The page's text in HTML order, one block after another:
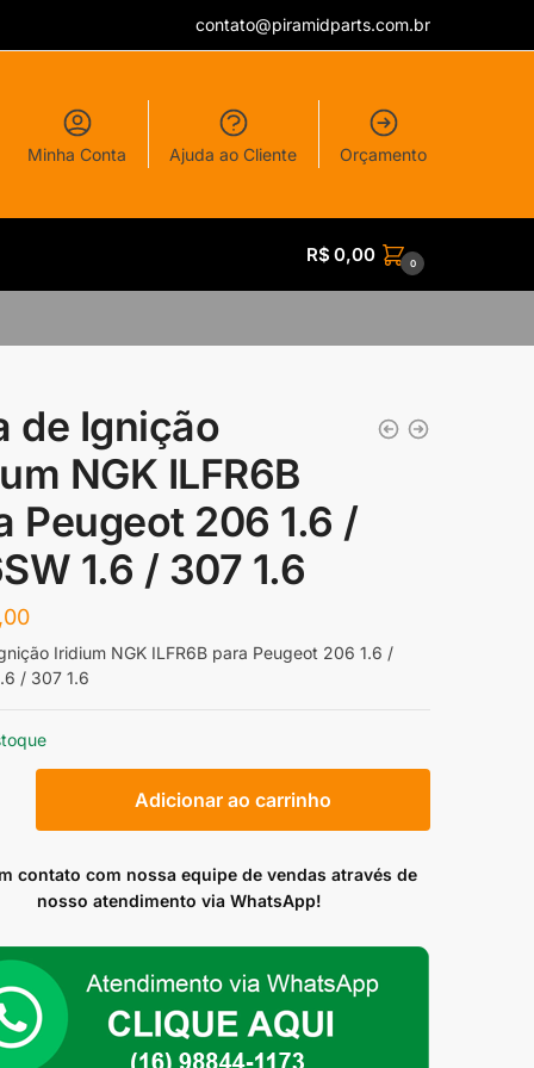
contato@piramidparts.com.br
Minha Conta Ajuda ao Cliente Orçamento
R$ 0,00 0
de Ignição
NGK ILFR6B
Peugeot 206 1.6 /
1.6 / 307 1.6
Iridium NGK ILFR6B para Peugeot 206 1.6 /
/ 307 1.6
Adicionar ao carrinho
contato com nossa equipe de vendas através de
nosso atendimento via WhatsApp!